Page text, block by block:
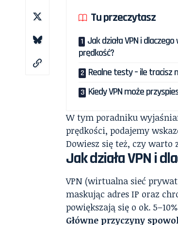
Tu przeczytasz
Jak działa VPN i
prędkość?
Realne testy – ile tracisz
Kiedy VPN może
W tym poradniku
prędkości, podajemy
Dowiesz się też, czy
Jak działa VPN i
VPN (wirtualna sieć
maskując adres IP oraz
powiększają się o ok.
Główne przyczyny